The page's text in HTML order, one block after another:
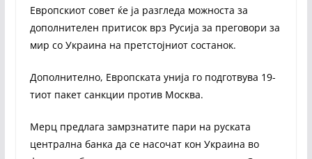
Европскиот совет ќе ја разгледа можноста за
дополнителен притисок врз Русија за преговори за
мир со Украина на претстојниот состанок.
Дополнително, Европската унија го подготвува 19-
тиот пакет санкции против Москва.
Мерц предлага замрзнатите пари на руската
централна банка да се насочат кон Украина во